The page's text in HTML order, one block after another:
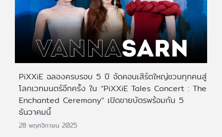
PiXXiE ฉลองครบรอบ 5 ปี จัดคอนเสิร์ตใหญ่ชวนทุกคนสู่
โลกเวทมนตร์อีกครั้ง ใน “PiXXiE Tales Concert : The
Enchanted Ceremony” เปิดขายบัตรพร้อมกัน 5
ธันวาคมนี้
28 พฤศจิกายน 2025